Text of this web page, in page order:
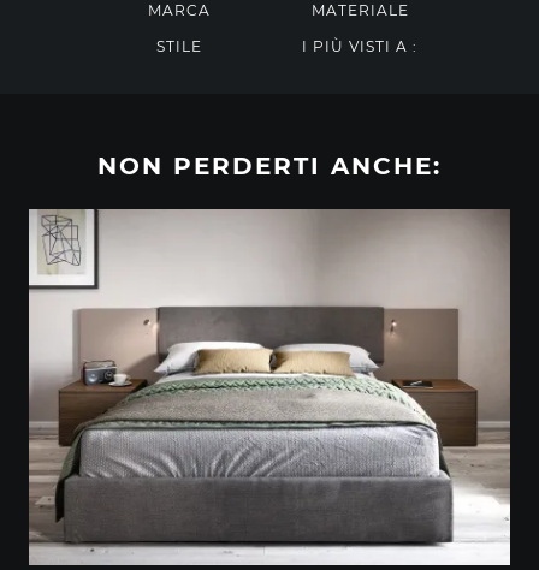
MARCA
MATERIALE
STILE
I PIÙ VISTI A :
NON PERDERTI ANCHE: